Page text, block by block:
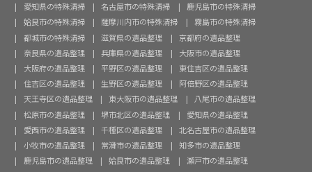
愛知県の特殊清掃
名古屋市の特殊清掃
鹿児島市の特殊清掃
姶良市の特殊清掃
薩摩川内市の特殊清掃
霧島市の特殊清掃
都城市の特殊清掃
滋賀県の遺品整理
京都府の遺品整理
奈良県の遺品整理
兵庫県の遺品整理
大阪市の遺品整理
大阪府の遺品整理
平野区の遺品整理
東住吉区の遺品整理
住吉区の遺品整理
生野区の遺品整理
阿倍野区の遺品整理
天王寺区の遺品整理
東大阪市の遺品整理
八尾市の遺品整理
松原市の遺品整理
堺市北区の遺品整理
愛知県の遺品整理
愛西市の遺品整理
千種区の遺品整理
北名古屋市の遺品整理
小牧市の遺品整理
常滑市の遺品整理
知多市の遺品整理
鹿児島市の遺品整理
姶良市の遺品整理
瀬戸市の遺品整理